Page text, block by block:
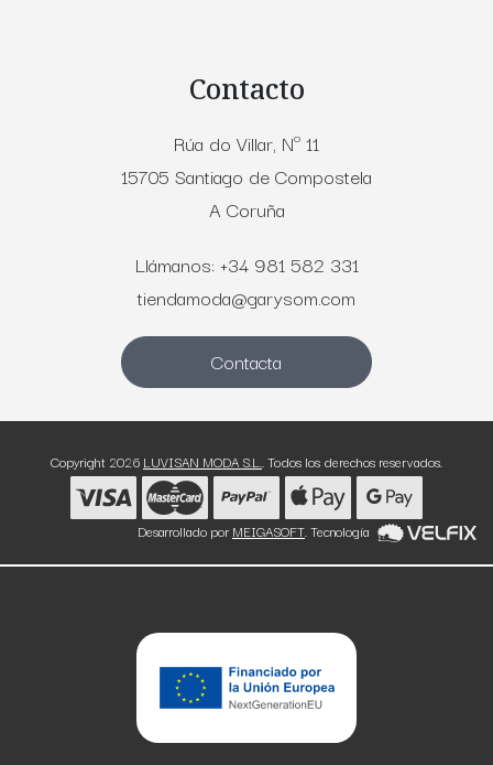
Contacto
Rúa do Villar, Nº 11
15705 Santiago de Compostela
A Coruña
Llámanos: +34 981 582 331
tiendamoda@garysom.com
Contacta
Copyright 2026 LUVISAN MODA S.L.. Todos los derechos reservados.
Desarrollado por MEIGASOFT . Tecnología